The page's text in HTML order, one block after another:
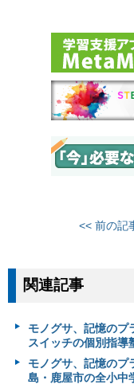
<< 前の記
関連記事
モノグサ、記憶の
スイッチの個別指導
モノグサ、記憶の
島・鹿屋市の全小中